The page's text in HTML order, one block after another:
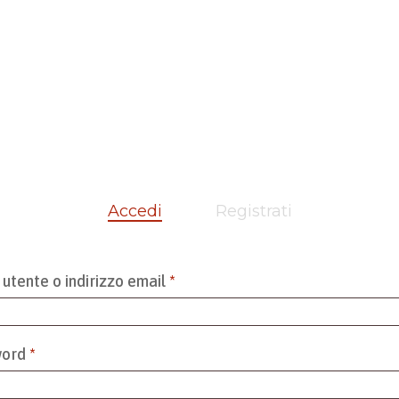
Accedi Registrati
o indirizzo email *
*